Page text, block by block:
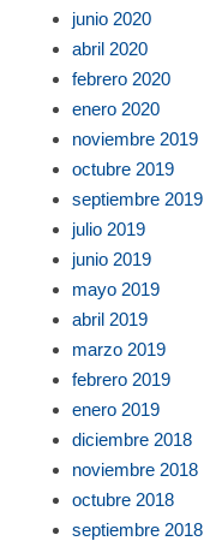
junio 2020
abril 2020
febrero 2020
enero 2020
noviembre 2019
octubre 2019
septiembre 2019
julio 2019
junio 2019
mayo 2019
abril 2019
marzo 2019
febrero 2019
enero 2019
diciembre 2018
noviembre 2018
octubre 2018
septiembre 2018